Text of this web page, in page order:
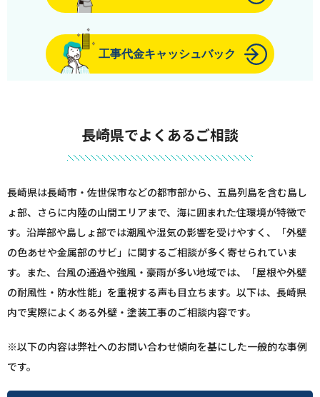
工事代金キャッシュバック
長崎県でよくあるご相談
長崎県は長崎市・佐世保市などの都市部から、五島列島を含む島し
ょ部、さらに内陸の山間エリアまで、海に囲まれた住環境が特徴で
す。沿岸部や島しょ部では潮風や湿気の影響を受けやすく、「外壁
の色あせや金属部のサビ」に関するご相談が多く寄せられていま
す。また、台風の通過や強風・豪雨が多い地域では、「屋根や外壁
の耐風性・防水性能」を重視する声も目立ちます。以下は、長崎県
内で実際によくある外壁・塗装工事のご相談内容です。
※以下の内容は弊社へのお問い合わせ傾向を基にした一般的な事例
です。